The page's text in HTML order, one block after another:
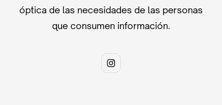
óptica de las necesidades de las personas
que consumen información.